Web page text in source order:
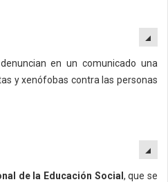
en un comunicado una
y xenófobas contra las personas
de la Educación Social , que se